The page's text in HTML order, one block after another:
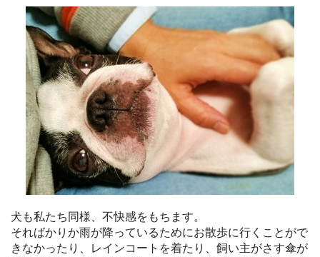
犬も私たち同様、不快感をもちます。
そればかりか雨が降っているためにお散歩に行くことがで
きなかったり、レインコートを着たり、飼い主がさす傘が